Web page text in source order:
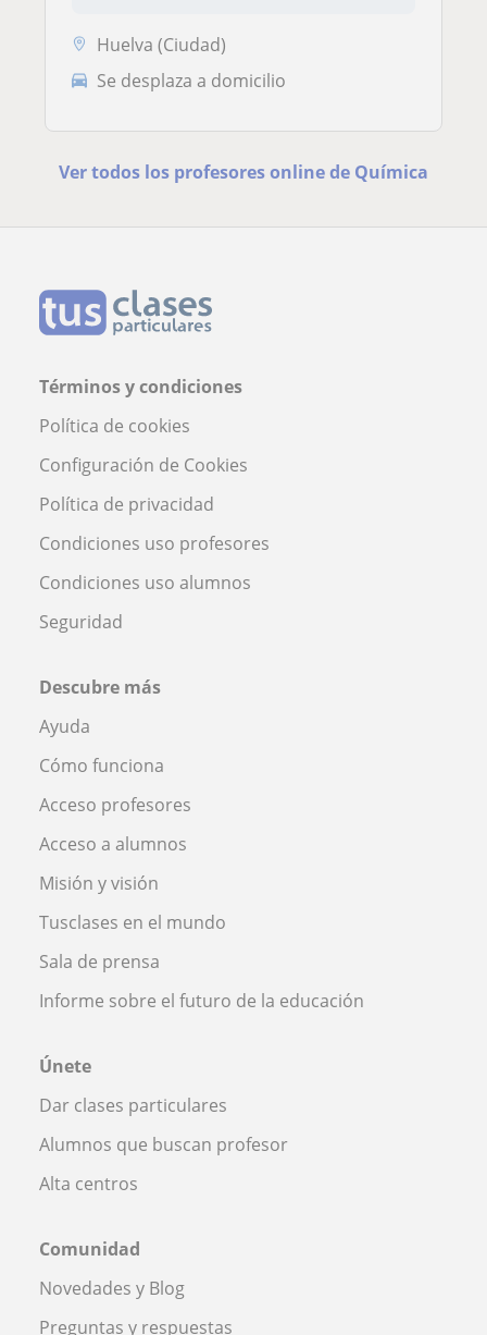
Huelva (Ciudad)
Se desplaza a domicilio
Ver todos los profesores online de Química
Términos y condiciones
Política de cookies
Configuración de Cookies
Política de privacidad
Condiciones uso profesores
Condiciones uso alumnos
Seguridad
Descubre más
Ayuda
Cómo funciona
Acceso profesores
Acceso a alumnos
Misión y visión
Tusclases en el mundo
Sala de prensa
Informe sobre el futuro de la educación
Únete
Dar clases particulares
Alumnos que buscan profesor
Alta centros
Comunidad
Novedades y Blog
Preguntas y respuestas